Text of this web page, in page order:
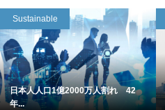
Sustainable
日本人人口1億2000万人割れ 42
年...